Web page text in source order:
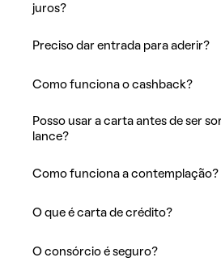
juros?
Preciso dar entrada para aderir?
Como funciona o cashback?
Posso usar a carta antes de ser
lance?
Como funciona a contemplação?
O que é carta de crédito?
O consórcio é seguro?